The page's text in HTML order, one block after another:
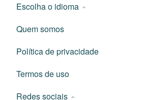
Escolha o idioma
Quem somos
Política de privacidade
Termos de uso
Redes sociais